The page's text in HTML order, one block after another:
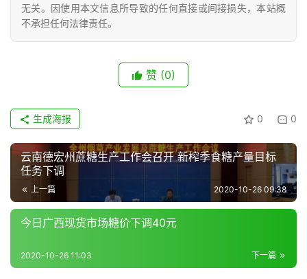
无关。因使用本文信息所导致的任何直接或间接损失，本站概
不承担任何法律责任。
赞 (0)
0 0
生成海报
云南德宏州蔗糖生产工作会召开 新榨季食糖产量目标
任务下调
上一篇 2020-10-26 09:38
今日广西现货市场糖价下调40元
下一篇
2020-10-26 11:03